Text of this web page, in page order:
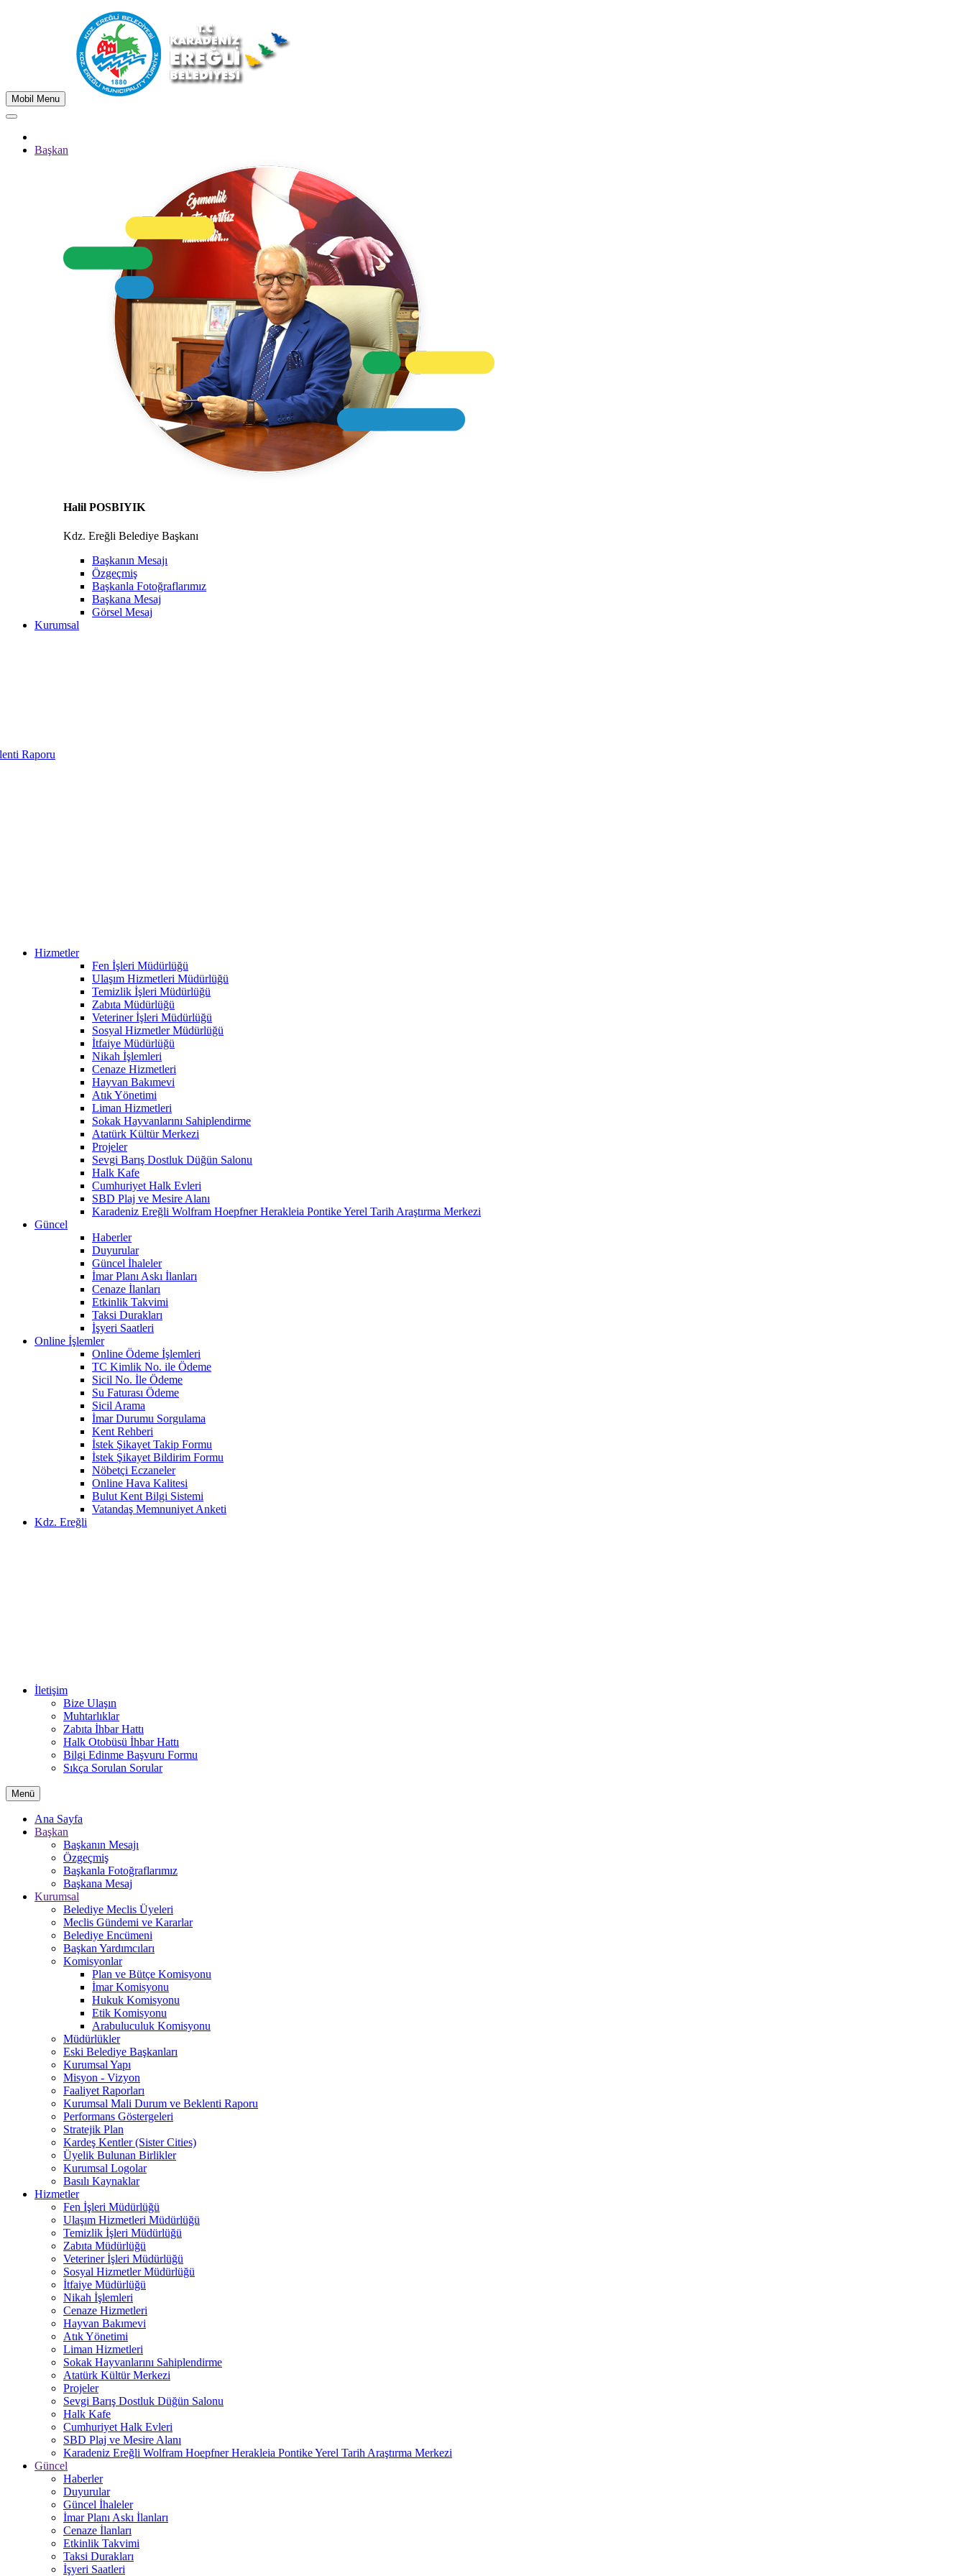
Mobil Menu
Başkan
Halil POSBIYIK
Kdz. Ereğli Belediye Başkanı
Başkanın Mesajı
Özgeçmiş
Başkanla Fotoğraflarımız
Başkana Mesaj
Görsel Mesaj
Kurumsal
Raporu
Hizmetler
Fen İşleri Müdürlüğü
Ulaşım Hizmetleri Müdürlüğü
Temizlik İşleri Müdürlüğü
Zabıta Müdürlüğü
Veteriner İşleri Müdürlüğü
Sosyal Hizmetler Müdürlüğü
İtfaiye Müdürlüğü
Nikah İşlemleri
Cenaze Hizmetleri
Hayvan Bakımevi
Atık Yönetimi
Liman Hizmetleri
Sokak Hayvanlarını Sahiplendirme
Atatürk Kültür Merkezi
Projeler
Sevgi Barış Dostluk Düğün Salonu
Halk Kafe
Cumhuriyet Halk Evleri
SBD Plaj ve Mesire Alanı
Karadeniz Ereğli Wolfram Hoepfner Herakleia Pontike Yerel Tarih Araştırma Merkezi
Güncel
Haberler
Duyurular
Güncel İhaleler
İmar Planı Askı İlanları
Cenaze İlanları
Etkinlik Takvimi
Taksi Durakları
İşyeri Saatleri
Online İşlemler
Online Ödeme İşlemleri
TC Kimlik No. ile Ödeme
Sicil No. İle Ödeme
Su Faturası Ödeme
Sicil Arama
İmar Durumu Sorgulama
Kent Rehberi
İstek Şikayet Takip Formu
İstek Şikayet Bildirim Formu
Nöbetçi Eczaneler
Online Hava Kalitesi
Bulut Kent Bilgi Sistemi
Vatandaş Memnuniyet Anketi
Kdz. Ereğli
İletişim
Bize Ulaşın
Muhtarlıklar
Zabıta İhbar Hattı
Halk Otobüsü İhbar Hattı
Bilgi Edinme Başvuru Formu
Sıkça Sorulan Sorular
Menü
Ana Sayfa
Başkan
Başkanın Mesajı
Özgeçmiş
Başkanla Fotoğraflarımız
Başkana Mesaj
Kurumsal
Belediye Meclis Üyeleri
Meclis Gündemi ve Kararlar
Belediye Encümeni
Başkan Yardımcıları
Komisyonlar
Plan ve Bütçe Komisyonu
İmar Komisyonu
Hukuk Komisyonu
Etik Komisyonu
Arabuluculuk Komisyonu
Müdürlükler
Eski Belediye Başkanları
Kurumsal Yapı
Misyon - Vizyon
Faaliyet Raporları
Kurumsal Mali Durum ve Beklenti Raporu
Performans Göstergeleri
Stratejik Plan
Kardeş Kentler (Sister Cities)
Üyelik Bulunan Birlikler
Kurumsal Logolar
Basılı Kaynaklar
Hizmetler
Fen İşleri Müdürlüğü
Ulaşım Hizmetleri Müdürlüğü
Temizlik İşleri Müdürlüğü
Zabıta Müdürlüğü
Veteriner İşleri Müdürlüğü
Sosyal Hizmetler Müdürlüğü
İtfaiye Müdürlüğü
Nikah İşlemleri
Cenaze Hizmetleri
Hayvan Bakımevi
Atık Yönetimi
Liman Hizmetleri
Sokak Hayvanlarını Sahiplendirme
Atatürk Kültür Merkezi
Projeler
Sevgi Barış Dostluk Düğün Salonu
Halk Kafe
Cumhuriyet Halk Evleri
SBD Plaj ve Mesire Alanı
Karadeniz Ereğli Wolfram Hoepfner Herakleia Pontike Yerel Tarih Araştırma Merkezi
Güncel
Haberler
Duyurular
Güncel İhaleler
İmar Planı Askı İlanları
Cenaze İlanları
Etkinlik Takvimi
Taksi Durakları
İşyeri Saatleri